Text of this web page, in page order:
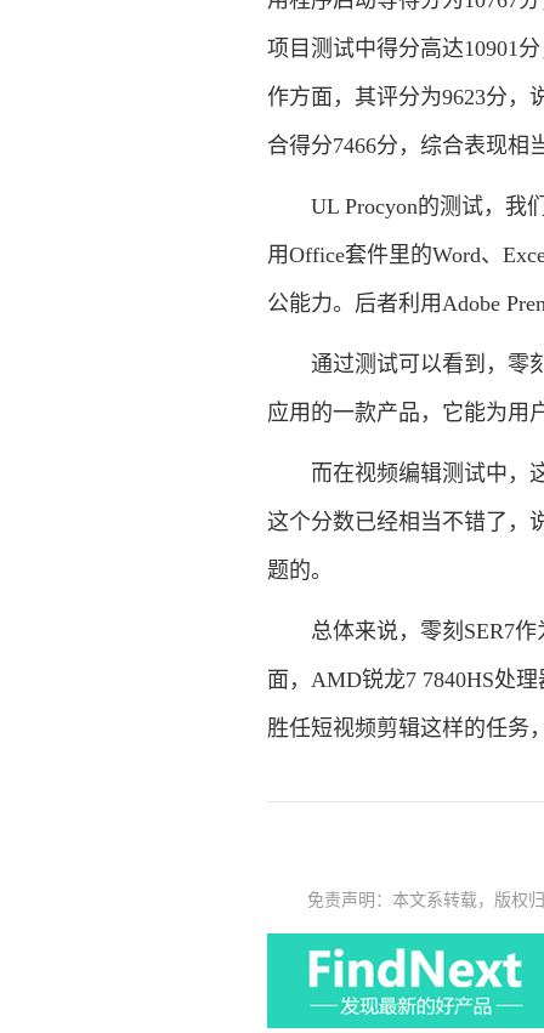
项目测试中得分高达10901
作方面，其评分为9623分，
合得分7466分，综合表现相
UL Procyon的测试，我们
用Office套件里的Word、
公能力。后者利用Adobe
通过测试可以看到，零刻
应用的一款产品，它能为用
而在视频编辑测试中，这
这个分数已经相当不错了，
题的。
总体来说，零刻SER7作
面，AMD锐龙7 7840HS处
胜任短视频剪辑这样的任务
免责声明：本文系转载，版权